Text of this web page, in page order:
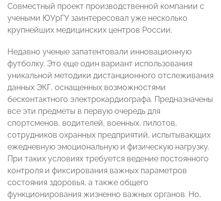
Совместный проект производственной компании с
учеными ЮУрГУ заинтересовал уже несколько
крупнейших медицинских центров России.
Недавно ученые запатентовали инновационную
футболку. Это еще один вариант использования
уникальной методики дистанционного отслеживания
данных ЭКГ, оснащенных возможностями
бесконтактного электрокардиографа. Предназначены
все эти предметы в первую очередь для
спортсменов, водителей, военных, пилотов,
сотрудников охранных предприятий, испытывающих
ежедневную эмоциональную и физическую нагрузку.
При таких условиях требуется ведение постоянного
контроля и фиксирования важных параметров
состояния здоровья, а также общего
функционирования жизненно важных органов. Но,